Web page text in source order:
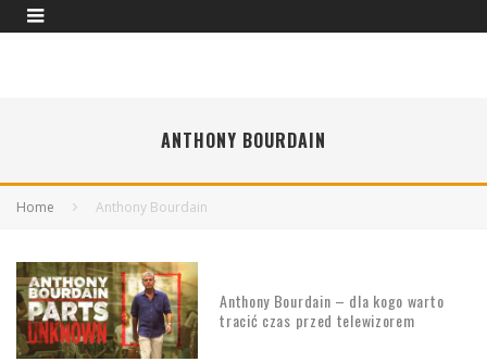
ANTHONY BOURDAIN
Home Anthony Bourdain
Anthony Bourdain – dla kogo warto
tracić czas przed telewizorem